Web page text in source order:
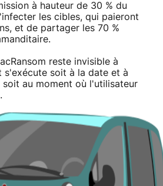
à hauteur de 30 % du
les cibles, qui paieront
et de partager les 70 %
reste invisible à
s'exécute soit à la date et à
soit au moment où l'utilisateur